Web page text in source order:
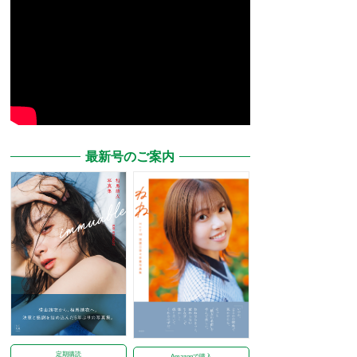
最新号のご案内
定期購読